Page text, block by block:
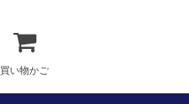
買い物かご